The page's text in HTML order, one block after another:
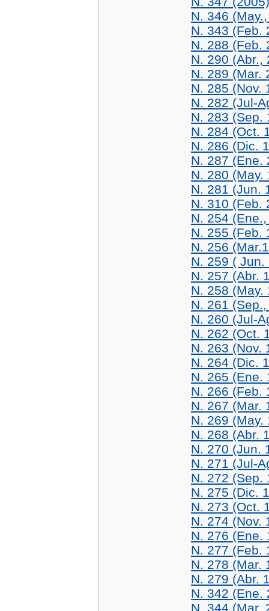
N. 346
N. 343 (Feb.
N. 288 (Feb.
N. 290 (Abr.,
N. 289 (Mar.
N. 285 (Nov.
N. 282 (Jul-
N. 283 (Sep.
N. 284 (Oct.
N. 286 (Dic.
N. 287 (Ene.
N. 280 (May.
N. 281 (Jun.
N. 310 (Feb.
N. 254
N. 255 (Feb.
N. 256
N. 259 ( Jun.
N. 257 (Abr.
N. 258 (May.
N. 261
N. 260 (Jul-
N. 262 (Oct.
N. 263 (Nov.
N. 264 (Dic.
N. 265 (Ene.
N. 266 (Feb.
N. 267 (Mar.
N. 269 (May.
N. 268 (Abr.
N. 270 (Jun.
N. 271 (Jul-
N. 272 (Sep.
N. 275 (Dic.
N. 273 (Oct.
N. 274 (Nov.
N. 276 (Ene.
N. 277 (Feb.
N. 278 (Mar.
N. 279 (Abr.
N. 342 (Ene.
N. 344 (Mar.